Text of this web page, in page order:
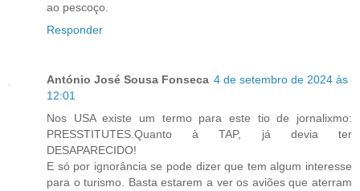
ao pescoço.
Responder
António José Sousa Fonseca 4 de setembro de 2024 às
12:01
Nos USA existe um termo para este tio de jornalixmo:
PRESSTITUTES.Quanto à TAP, já devia ter
DESAPARECIDO!
E só por ignorância se pode dizer que tem algum interesse
para o turismo. Basta estarem a ver os aviões que aterram